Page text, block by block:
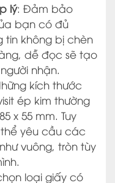
lý: Đảm bảo
bạn có đủ
tin không bị chèn
dễ đọc sẽ tạo
nhận.
kích thước
ép kim thường
x 55 mm. Tuy
yêu cầu các
vuông, tròn tùy
loại giấy có